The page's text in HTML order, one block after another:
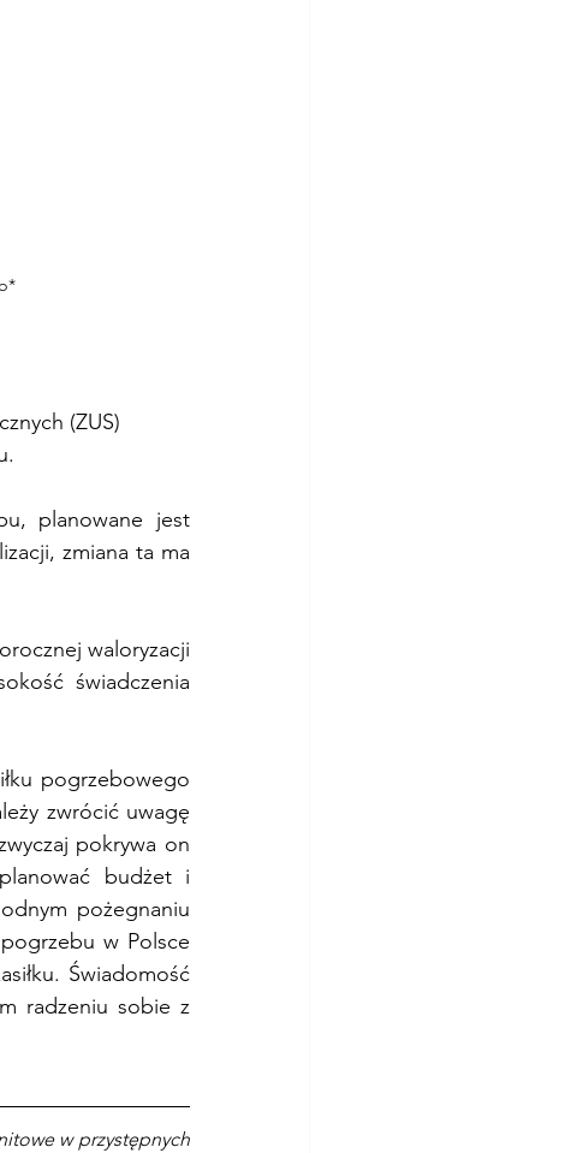
(ZUS)
planowane jest
zmiana ta ma
waloryzacji
świadczenia
pogrzebowego
zwrócić uwagę
pokrywa on
budżet i
pożegnaniu
w Polsce
Świadomość
radzeniu sobie z
w przystępnych